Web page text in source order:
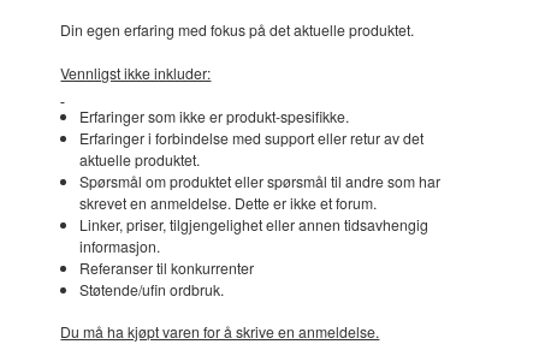
Din egen erfaring med fokus på det aktuelle produktet.
Vennligst ikke inkluder:
Erfaringer som ikke er produkt-spesifikke.
Erfaringer i forbindelse med support eller retur av det
aktuelle produktet.
Spørsmål om produktet eller spørsmål til andre som har
skrevet en anmeldelse. Dette er ikke et forum.
Linker, priser, tilgjengelighet eller annen tidsavhengig
informasjon.
Referanser til konkurrenter
Støtende/ufin ordbruk.
Du må ha kjøpt varen for å skrive en anmeldelse.